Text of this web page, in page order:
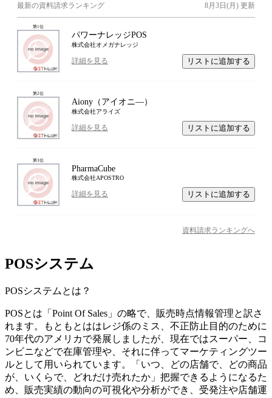
最新の資料請求ランキング 8月3日(月) 更新
第1位
パワーナレッジPOS
株式会社オメガナレッジ
詳細を見る リストに追加する
第2位
Aiony（アイオニ―）
株式会社アライズ
詳細を見る リストに追加する
第3位
PharmaCube
株式会社APOSTRO
詳細を見る リストに追加する
資料請求ランキングへ
POSシステム
POSシステムとは？
POSとは「Point Of Sales」の略で、販売時点情報管理と訳さ
れます。もともとははレジ係のミス、不正防止目的のために
70年代のアメリカで発展しましたが、現在ではスーパー、コ
ンビニなどで在庫管理や、それに伴ってマーケティングツー
ルとして用いられています。「いつ、どの店舗で、どの商品
が、いくらで、どれだけ売れたか」把握できるようになるた
め、販売実績の動向の可視化や分析ができ、受発注や店舗運